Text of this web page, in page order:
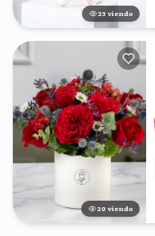
22 viendo
20 viendo